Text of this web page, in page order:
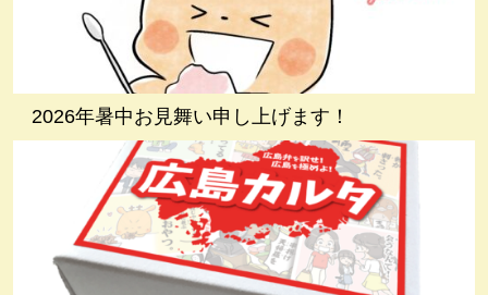
2026年暑中お見舞い申し上げます！